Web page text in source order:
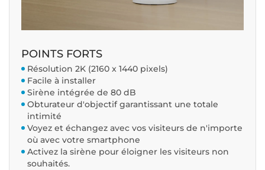
POINTS FORTS
Résolution 2K (2160 x 1440 pixels)
Facile à installer
Sirène intégrée de 80 dB
Obturateur d'objectif garantissant une totale
intimité
Voyez et échangez avec vos visiteurs de n'importe
où avec votre smartphone
Activez la sirène pour éloigner les visiteurs non
souhaités.